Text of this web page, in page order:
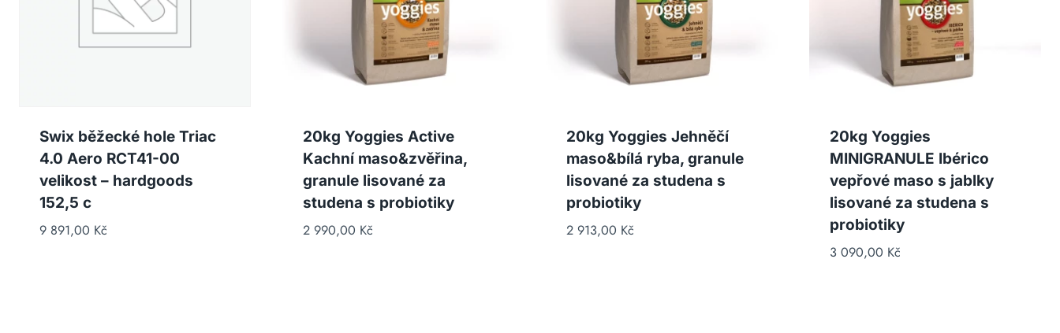
Swix běžecké hole Triac
4.0 Aero RCT41-00
velikost – hardgoods
152,5 c
9 891,00 Kč
20kg Yoggies Active
Kachní maso&zvěřina,
granule lisované za
studena s probiotiky
2 990,00 Kč
20kg Yoggies Jehněčí
maso&bílá ryba, granule
lisované za studena s
probiotiky
2 913,00 Kč
20kg Yoggies
MINIGRANULE Ibérico
vepřové maso s jablky
lisované za studena s
probiotiky
3 090,00 Kč